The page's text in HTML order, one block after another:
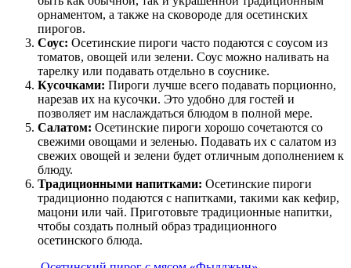
орнаментом, а также на сковороде для осетинских
пирогов.
Соус: Осетинские пироги часто подаются с соусом из
томатов, овощей или зелени. Соус можно наливать на
тарелку или подавать отдельно в соуснике.
Кусочками: Пироги лучше всего подавать порционно,
нарезав их на кусочки. Это удобно для гостей и
позволяет им наслаждаться блюдом в полной мере.
Салатом: Осетинские пироги хорошо сочетаются со
свежими овощами и зеленью. Подавать их с салатом из
свежих овощей и зелени будет отличным дополнением к
блюду.
Традиционными напитками: Осетинские пироги
традиционно подаются с напитками, такими как кефир,
мацони или чай. Приготовьте традиционные напитки,
чтобы создать полный образ традиционного
осетинского блюда.